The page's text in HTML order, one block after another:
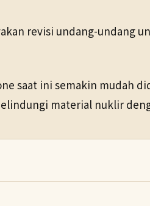
revisi undang-undang
saat ini semakin mudah
material nuklir